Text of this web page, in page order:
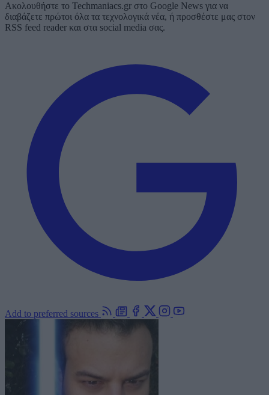
Ακολουθήστε το Techmaniacs.gr στο Google News για να
διαβάζετε πρώτοι όλα τα τεχνολογικά νέα, ή προσθέστε μας στον
RSS feed reader και στα social media σας.
Add to preferred sources